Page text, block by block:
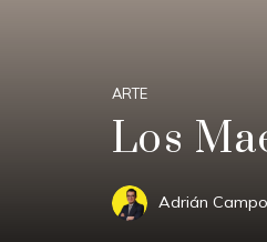
ARTE
Los
Adrián